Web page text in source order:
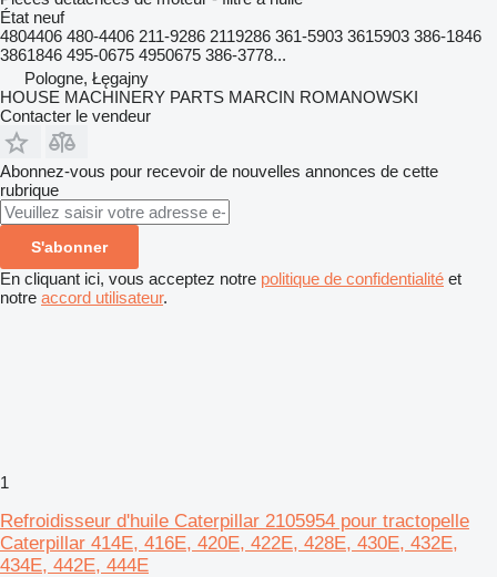
État neuf
4804406 480-4406 211-9286 2119286 361-5903 3615903 386-1846
3861846 495-0675 4950675 386-3778...
Pologne, Łęgajny
HOUSE MACHINERY PARTS MARCIN ROMANOWSKI
Contacter le vendeur
Abonnez-vous pour recevoir de nouvelles annonces de cette
rubrique
S'abonner
En cliquant ici, vous acceptez notre politique de confidentialité et
notre accord utilisateur.
1
Refroidisseur d'huile Caterpillar 2105954 pour tractopelle
Caterpillar 414E, 416E, 420E, 422E, 428E, 430E, 432E,
434E, 442E, 444E